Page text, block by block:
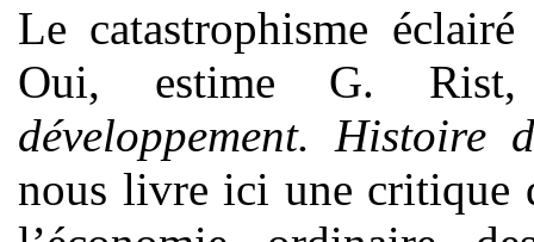
Le catastrophisme
Oui, estime G.
développement. Histoire
nous livre ici une critique